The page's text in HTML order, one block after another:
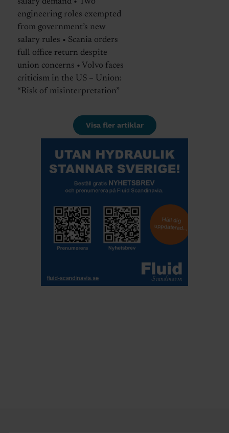
salary demand • Two
engineering roles exempted
from government’s new
salary rules • Scania orders
full office return despite
union concerns • Volvo faces
criticism in the US – Union:
“Risk of misinterpretation”
Visa fler artiklar